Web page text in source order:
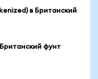
в Британский
фунт